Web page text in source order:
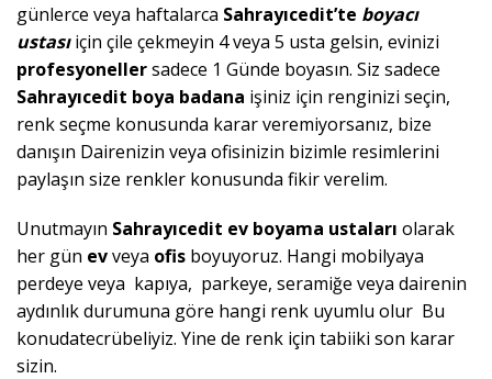
günlerce veya haftalarca Sahrayıcedit’te boyacı
ustasıiçin çile çekmeyin 4 veya 5 usta gelsin, evinizi
profesyonellersadece 1 Günde boyasın. Siz sadece
Sahrayıcedit boya badana işiniz için renginizi seçin,
renk seçme konusunda karar veremiyorsanız, bize
danışın Dairenizin veya ofisinizin bizimle resimlerini
paylaşın size renkler konusunda fikir verelim.
Unutmayın Sahrayıcedit ev boyama ustaları olarak
her gün evveya ofis boyuyoruz. Hangi mobilyaya
perdeye veya kapıya, parkeye, seramiğe veya dairenin
aydınlık durumuna göre hangi renk uyumlu olur Bu
konudatecrübeliyiz. Yine de renk için tabiiki son karar
sizin.